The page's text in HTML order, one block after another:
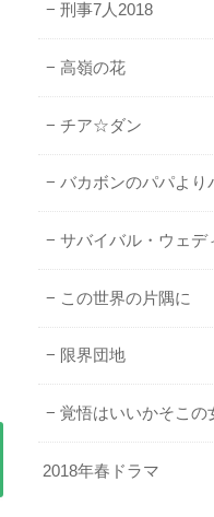
刑事7人2018
高嶺の花
チア☆ダン
バカボンのパパより
サバイバル・ウェデ
この世界の片隅に
限界団地
覚悟はいいかそこの
2018年春ドラマ